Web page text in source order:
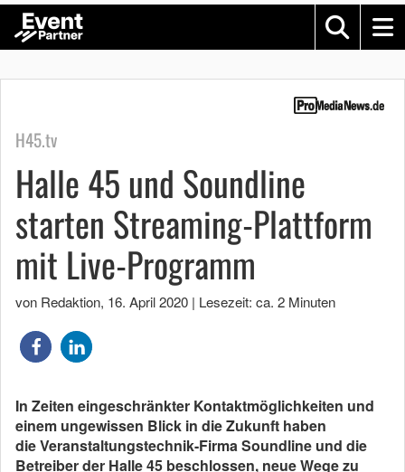
H45.tv
Halle 45 und Soundline
starten Streaming-Plattform
mit Live-Programm
von Redaktion, 16. April 2020 | Lesezeit: ca. 2 Minuten
In Zeiten eingeschränkter Kontaktmöglichkeiten und
einem ungewissen Blick in die Zukunft haben
die Veranstaltungstechnik-Firma Soundline und die
Betreiber der Halle 45 beschlossen, neue Wege zu